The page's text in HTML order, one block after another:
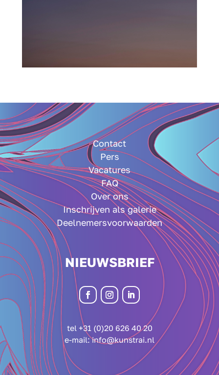
Contact
Pers
Vacatures
FAQ
Over ons
Inschrijven als galerie
Deelnemersvoorwaarden
NIEUWSBRIEF
tel +31 (0)20 626 40 20
e-mail:info@kunstrai.nl